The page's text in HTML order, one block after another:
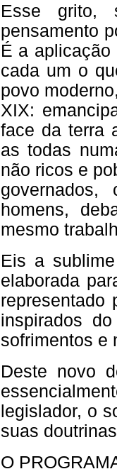
Esse grito,
pensamento
É a
cada um o
povo
XIX:
face da terra
as todas
não ricos e
homens,
mesmo
Eis a
elaborada
representado
inspirados
sofrimentos e
Deste novo
legislador, o
suas
O